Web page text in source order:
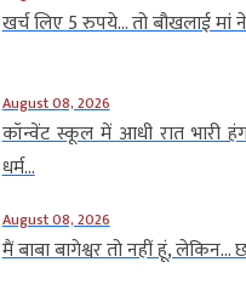
खर्च लिए 5 रुपये… तो बौखलाई मां
August 08, 2026
कॉन्वेंट स्कूल में आधी रात भारी
धर्म...
August 08, 2026
मैं बाबा बागेश्वर तो नहीं हूं, लेकिन…